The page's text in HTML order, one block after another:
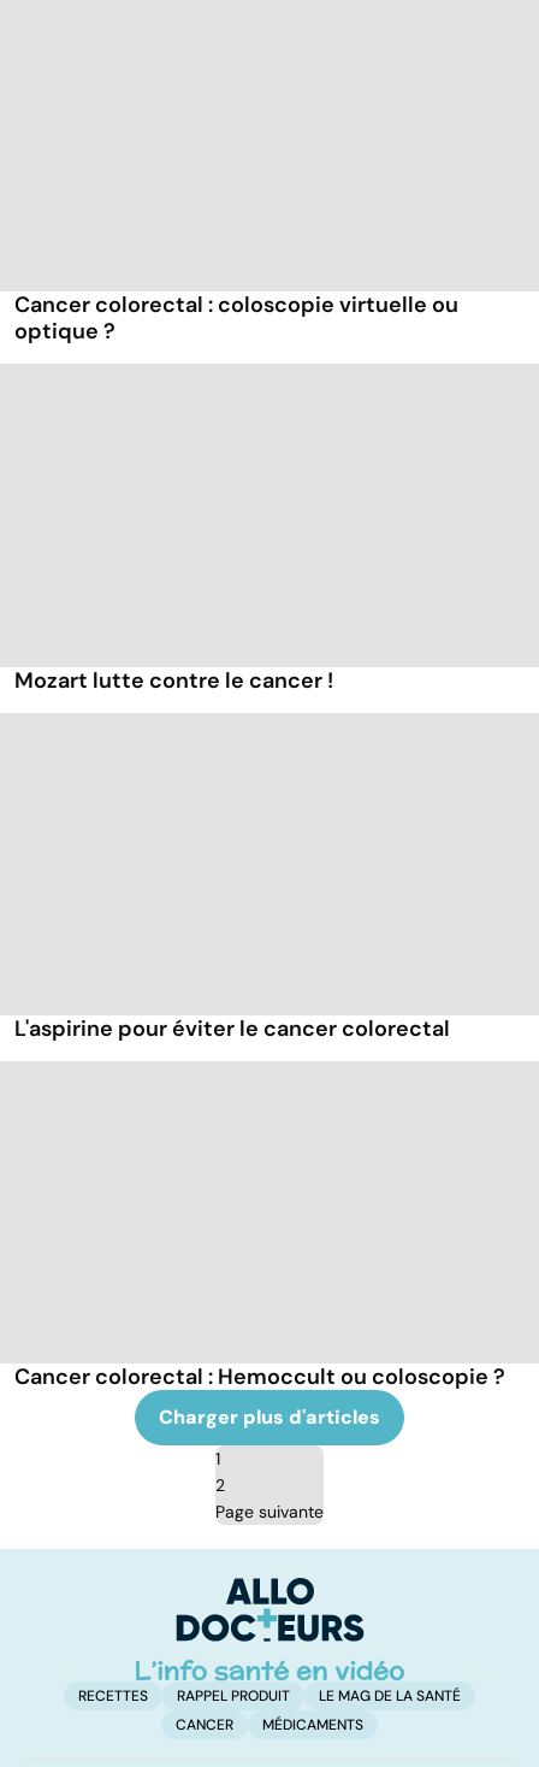
Cancer colorectal : coloscopie virtuelle ou
optique ?
Mozart lutte contre le cancer !
L'aspirine pour éviter le cancer colorectal
Cancer colorectal : Hemoccult ou coloscopie ?
Charger plus d'articles
1
2
Page suivante
RECETTES RAPPEL PRODUIT
LE MAG DE LA SANTÉ
CANCER
MÉDICAMENTS